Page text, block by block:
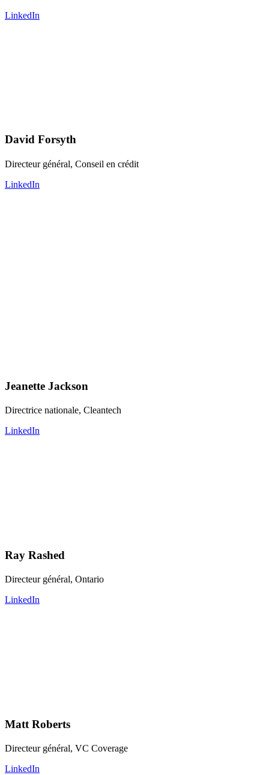
LinkedIn
David Forsyth
Directeur général, Conseil en crédit
LinkedIn
Jeanette Jackson
Directrice nationale, Cleantech
LinkedIn
Ray Rashed
Directeur général, Ontario
LinkedIn
Matt Roberts
Directeur général, VC Coverage
LinkedIn